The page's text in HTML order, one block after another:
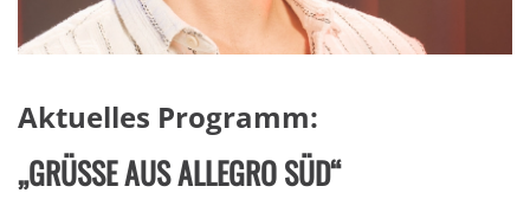
Aktuelles Programm:
„GRÜSSE AUS ALLEGRO SÜD“